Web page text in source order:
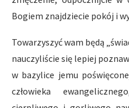
Bogiem znajdziecie pokój i
Towarzyszyć wam będą
nauczyliście się lepiej
w bazylice jemu
człowieka